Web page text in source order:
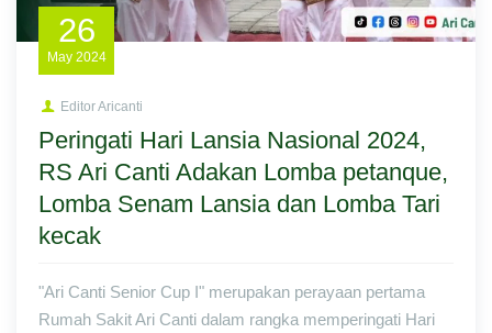
26
May 2024
Editor Aricanti
Peringati Hari Lansia Nasional 2024,
RS Ari Canti Adakan Lomba petanque,
Lomba Senam Lansia dan Lomba Tari
kecak
"Ari Canti Senior Cup I" merupakan perayaan pertama
Rumah Sakit Ari Canti dalam rangka memperingati Hari